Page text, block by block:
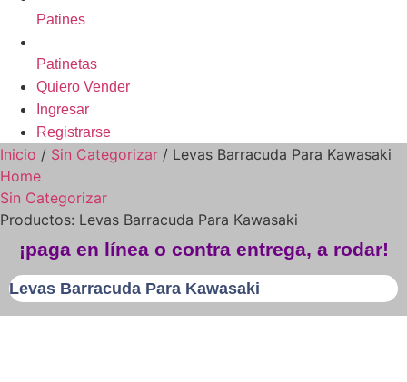
Patines
Patinetas
Quiero Vender
Ingresar
Registrarse
Inicio / Sin Categorizar / Levas Barracuda Para Kawasaki
Home
Sin Categorizar
Productos: Levas Barracuda Para Kawasaki
¡paga en línea o contra entrega, a rodar!
Levas Barracuda Para Kawasaki